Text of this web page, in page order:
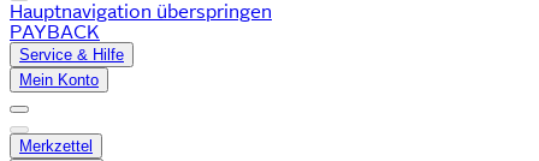
Hauptnavigation überspringen
PAYBACK
Service & Hilfe
Mein Konto
Merkzettel